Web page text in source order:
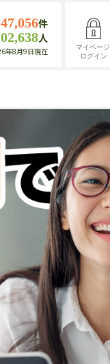
件
人
年8月9日現在
マイページ
ログイン